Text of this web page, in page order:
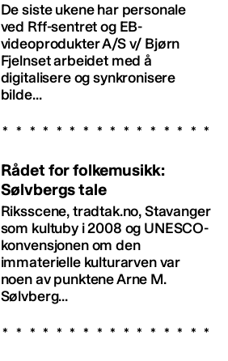
De siste ukene har personale
ved Rff-sentret og EB-
videoprodukter A/S v/ Bjørn
Fjelnset arbeidet med å
digitalisere og synkronisere
bilde...
Rådet for folkemusikk:
Sølvbergs tale
Riksscene, tradtak.no, Stavanger
som kultuby i 2008 og UNESCO-
konvensjonen om den
immaterielle kulturarven var
noen av punktene Arne M.
Sølvberg...